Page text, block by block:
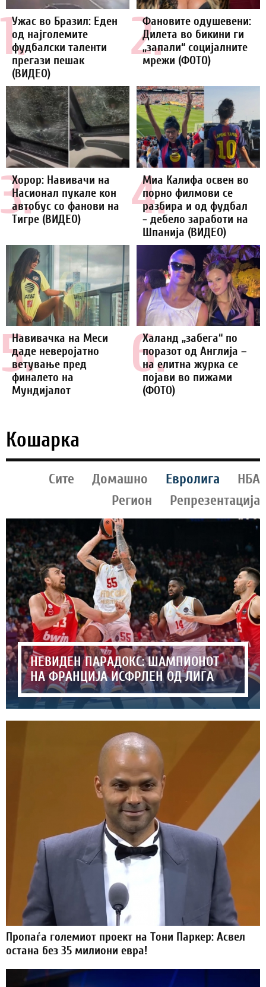
1.
Ужас во Бразил: Еден
од најголемите
фудбалски таленти
прегази пешак
(ВИДЕО)
2.
Фановите одушевени:
Дилета во бикини ги
„запали“ социјалните
мрежи (ФОТО)
3.
Хорор: Навивачи на
Насионал пукале кон
автобус со фанови на
Тигре (ВИДЕО)
4.
Миа Калифа освен во
порно филмови се
разбира и од фудбал
- дебело заработи на
Шпанија (ВИДЕО)
5.
Навивачка на Меси
даде неверојатно
ветување пред
финалето на
Мундијалот
6.
Халанд „забега“ по
поразот од Англија –
на елитна журка се
појави во пижами
(ФОТО)
Кошарка
Сите Домашно Евролига
НБА
Регион
Репрезентација
НЕВИДЕН ПАРАДОКС: ШАМПИОНОТ
НА ФРАНЦИЈА ИСФРЛЕН ОД ЛИГА
Пропаѓа големиот проект на Тони Паркер: Асвел
остана без 35 милиони евра!